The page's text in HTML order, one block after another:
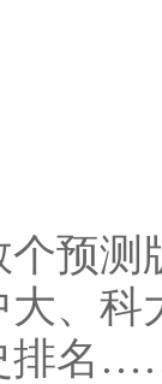
预
、
排名